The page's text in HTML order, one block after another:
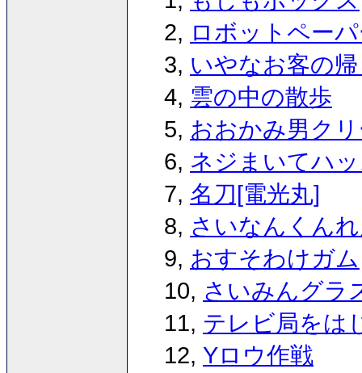
2, ロボットペー
3, いやなお客の
4, 雲の中の散歩
5, おおかみ男ク
6, ネジまいてハ
7, 名刀[電光丸]
8, さいなんくん
9, おすそわけガム
10, さいみんグラ
11, テレビ局をは
12, Yロウ作戦